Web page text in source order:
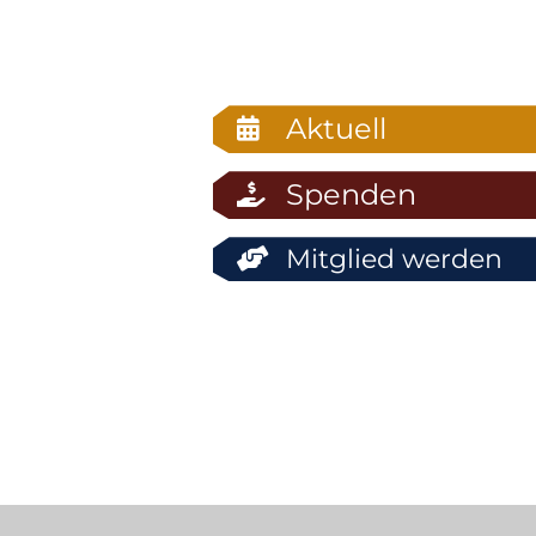
Aktuell
Spenden
Mitglied werden